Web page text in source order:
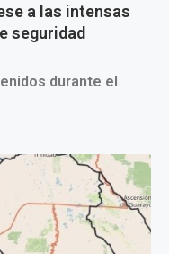
a las intensas
seguridad
durante el